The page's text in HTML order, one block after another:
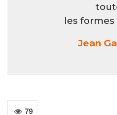
les formes
Jean
79